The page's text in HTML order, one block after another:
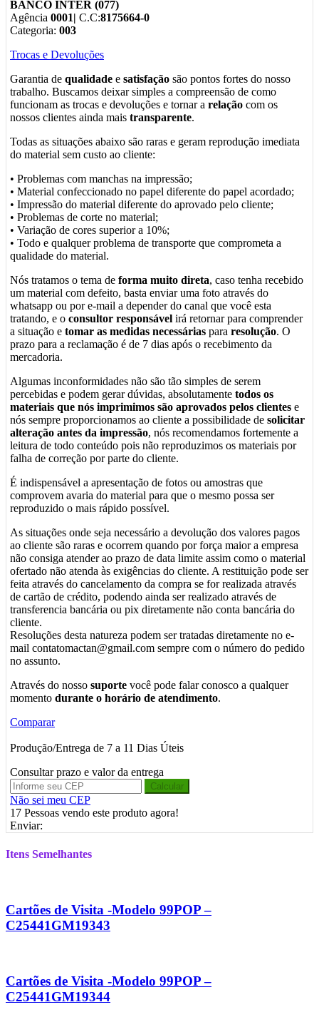
BANCO INTER (077)
Agência 0001| C.C:8175664-0
Categoria: 003
Trocas e Devoluções
Garantia de qualidade e satisfação são pontos fortes do nosso
trabalho. Buscamos deixar simples a compreensão de como
funcionam as trocas e devoluções e tornar a relação com os
nossos clientes ainda mais transparente.
Todas as situações abaixo são raras e geram reprodução imediata
do material sem custo ao cliente:
• Problemas com manchas na impressão;
• Material confeccionado no papel diferente do papel acordado;
• Impressão do material diferente do aprovado pelo cliente;
• Problemas de corte no material;
• Variação de cores superior a 10%;
• Todo e qualquer problema de transporte que comprometa a
qualidade do material.
Nós tratamos o tema de forma muito direta, caso tenha recebido
um material com defeito, basta enviar uma foto através do
whatsapp ou por e-mail a depender do canal que você esta
tratando, e o consultor responsável irá retornar para comprender
a situação e tomar as medidas necessárias para resolução. O
prazo para a reclamação é de 7 dias após o recebimento da
mercadoria.
Algumas inconformidades não são tão simples de serem
percebidas e podem gerar dúvidas, absolutamente todos os
materiais que nós imprimimos são aprovados pelos clientes e
nós sempre proporcionamos ao cliente a possibilidade de solicitar
alteração antes da impressão, nós recomendamos fortemente a
leitura de todo conteúdo pois não reproduzimos os materiais por
falha de correção por parte do cliente.
É indispensável a apresentação de fotos ou amostras que
comprovem avaria do material para que o mesmo possa ser
reproduzido o mais rápido possível.
As situações onde seja necessário a devolução dos valores pagos
ao cliente são raras e ocorrem quando por força maior a empresa
não consiga atender ao prazo de data limite assim como o material
ofertado não atenda às exigências do cliente. A restituição pode ser
feita através do cancelamento da compra se for realizada através
de cartão de crédito, podendo ainda ser realizado através de
transferencia bancária ou pix diretamente não conta bancária do
cliente.
Resoluções desta natureza podem ser tratadas diretamente no e-
mail contatomactan@gmail.com sempre com o número do pedido
no assunto.
Através do nosso suporte você pode falar conosco a qualquer
momento durante o horário de atendimento.
Comparar
Produção/Entrega de 7 a 11 Dias Úteis
Consultar prazo e valor da entrega
Calcular
Não sei meu CEP
17 Pessoas vendo este produto agora!
Enviar:
Itens Semelhantes
Cartões de Visita -Modelo 99POP –
C25441GM19343
Cartões de Visita -Modelo 99POP –
C25441GM19344